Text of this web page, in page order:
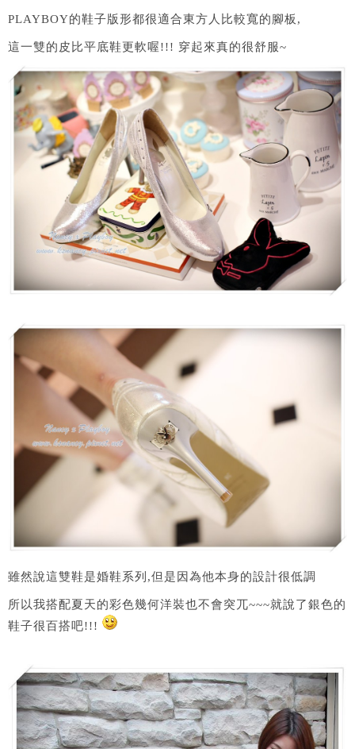
PLAYBOY的鞋子版形都很適合東方人比較寬的腳板,
這一雙的皮比平底鞋更軟喔!!! 穿起來真的很舒服~
雖然說這雙鞋是婚鞋系列,但是因為他本身的設計很低調
所以我搭配夏天的彩色幾何洋裝也不會突兀~~~就說了銀色的
鞋子很百搭吧!!!